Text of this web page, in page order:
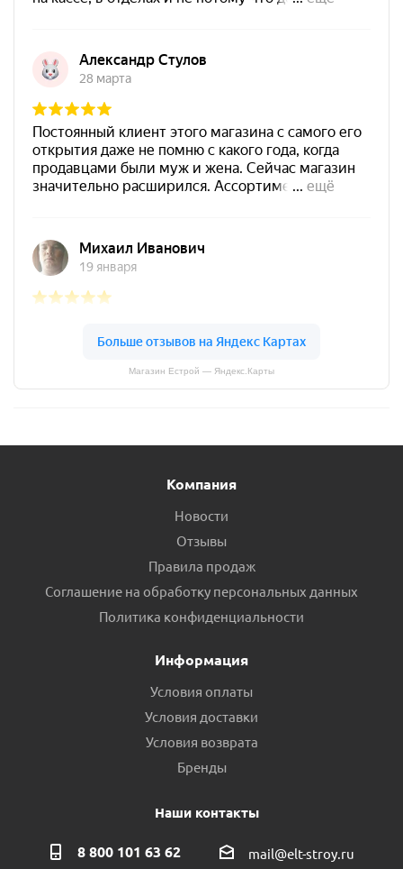
Магазин Естрой — Яндекс.Карты
Компания
Новости
Отзывы
Правила продаж
Соглашение на обработку персональных данных
Политика конфиденциальности
Информация
Условия оплаты
Условия доставки
Условия возврата
Бренды
Наши контакты
8 800 101 63 62 mail@elt-stroy.ru